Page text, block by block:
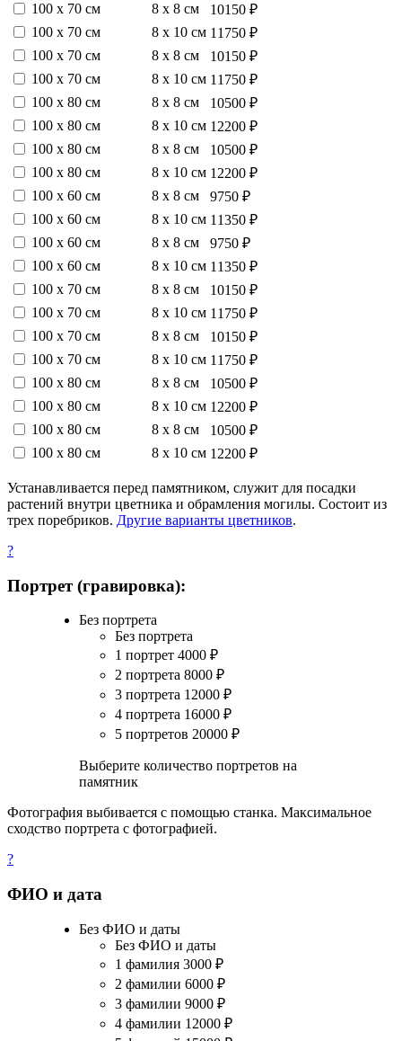
100 х 70 см
8 х 8 см
10150 ₽
100 х 70 см
8 х 10 см 11750 ₽
100 х 70 см
8 х 8 см
10150 ₽
100 х 70 см
8 х 10 см 11750 ₽
100 х 80 см
8 х 8 см
10500 ₽
100 х 80 см
8 х 10 см 12200 ₽
100 х 80 см
8 х 8 см
10500 ₽
100 х 80 см
8 х 10 см 12200 ₽
100 х 60 см
8 х 8 см
9750 ₽
100 х 60 см
8 х 10 см 11350 ₽
100 х 60 см
8 х 8 см
9750 ₽
100 х 60 см
8 х 10 см 11350 ₽
100 х 70 см
8 х 8 см
10150 ₽
100 х 70 см
8 х 10 см 11750 ₽
100 х 70 см
8 х 8 см
10150 ₽
100 х 70 см
8 х 10 см 11750 ₽
100 х 80 см
8 х 8 см
10500 ₽
100 х 80 см
8 х 10 см 12200 ₽
100 х 80 см
8 х 8 см
10500 ₽
100 х 80 см
8 х 10 см 12200 ₽
Устанавливается перед памятником, служит для посадки
растений внутри цветника и обрамления могилы. Состоит из
трех поребриков. Другие варианты цветников.
?
Портрет (гравировка):
Без портрета
Без портрета
1 портрет 4000 ₽
2 портрета 8000 ₽
3 портрета 12000 ₽
4 портрета 16000 ₽
5 портретов 20000 ₽
Выберите количество портретов на
памятник
Фотография выбивается с помощью станка. Максимальное
сходство портрета с фотографией.
?
ФИО и дата
Без ФИО и даты
Без ФИО и даты
1 фамилия 3000 ₽
2 фамилии 6000 ₽
3 фамилии 9000 ₽
4 фамилии 12000 ₽